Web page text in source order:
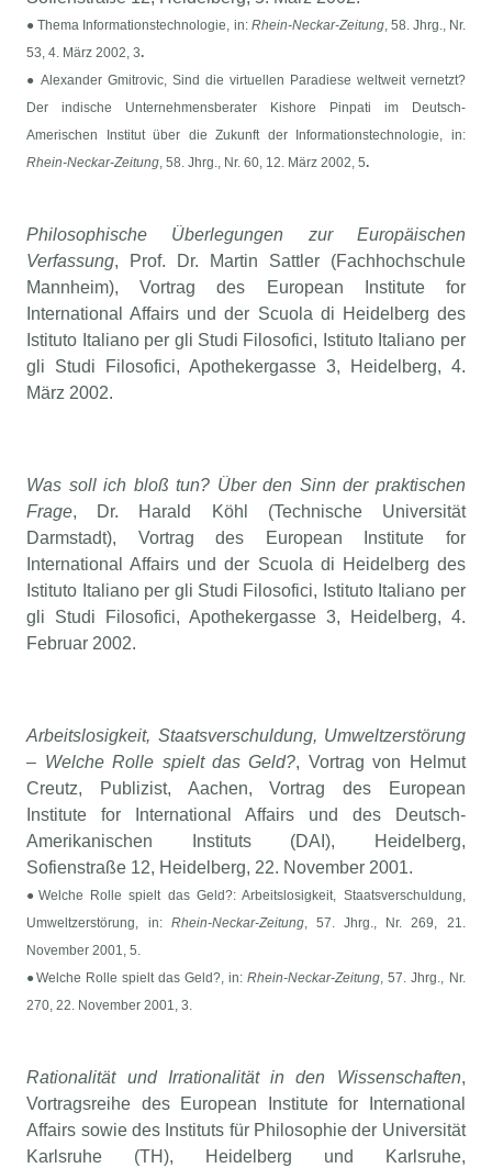
● Thema Informationstechnologie, in: Rhein-Neckar-Zeitung, 58. Jhrg., Nr.
53, 4. März 2002, 3.
● Alexander Gmitrovic, Sind die virtuellen Paradiese weltweit vernetzt?
Der indische Unternehmensberater Kishore Pinpati im Deutsch-
Amerischen Institut über die Zukunft der Informationstechnologie, in:
Rhein-Neckar-Zeitung, 58. Jhrg., Nr. 60, 12. März 2002, 5.
Philosophische Überlegungen zur Europäischen
Verfassung, Prof. Dr. Martin Sattler (Fachhochschule
Mannheim), Vortrag des European Institute for
International Affairs und der Scuola di Heidelberg des
Istituto Italiano per gli Studi Filosofici, Istituto Italiano per
gli Studi Filosofici, Apothekergasse 3, Heidelberg, 4.
März 2002.
Was soll ich bloß tun? Über den Sinn der praktischen
Frage, Dr. Harald Köhl (Technische Universität
Darmstadt), Vortrag des European Institute for
International Affairs und der Scuola di Heidelberg des
Istituto Italiano per gli Studi Filosofici, Istituto Italiano per
gli Studi Filosofici, Apothekergasse 3, Heidelberg, 4.
Februar 2002.
Arbeitslosigkeit, Staatsverschuldung, Umweltzerstörung
– Welche Rolle spielt das Geld?, Vortrag von Helmut
Creutz, Publizist, Aachen, Vortrag des European
Institute for International Affairs und des Deutsch-
Amerikanischen Instituts (DAI), Heidelberg,
Sofienstraße 12, Heidelberg, 22. November 2001.
●Welche Rolle spielt das Geld?: Arbeitslosigkeit, Staatsverschuldung,
Umweltzerstörung, in: Rhein-Neckar-Zeitung, 57. Jhrg., Nr. 269, 21.
November 2001, 5.
●Welche Rolle spielt das Geld?, in:Rhein-Neckar-Zeitung, 57. Jhrg., Nr.
270, 22. November 2001, 3.
Rationalität und Irrationalität in den Wissenschaften,
Vortragsreihe des European Institute for International
Affairs sowie des Instituts für Philosophie der Universität
Karlsruhe (TH), Heidelberg und Karlsruhe,